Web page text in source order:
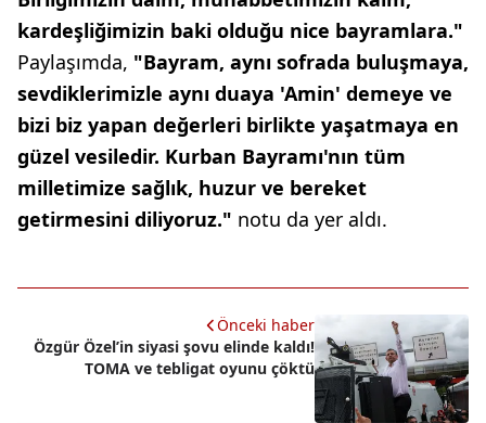
kardeşliğimizin baki olduğu nice bayramlara."
Paylaşımda, "Bayram, aynı sofrada buluşmaya,
sevdiklerimizle aynı duaya 'Amin' demeye ve
bizi biz yapan değerleri birlikte yaşatmaya en
güzel vesiledir. Kurban Bayramı'nın tüm
milletimize sağlık, huzur ve bereket
getirmesini diliyoruz." notu da yer aldı.
Önceki haber
Özgür Özel’in siyasi şovu elinde kaldı!
TOMA ve tebligat oyunu çöktü